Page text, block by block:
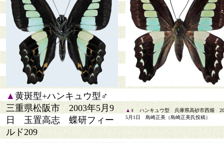
▲ 黄斑型+ハンキュウ型♂
三重県松阪市 2003年5月9
日 玉置高志 蝶研フィー
ルド209
▲ ♀ ハンキュウ型 兵庫県高砂市西畑
5月1日 島崎正美（島崎正美氏投稿）